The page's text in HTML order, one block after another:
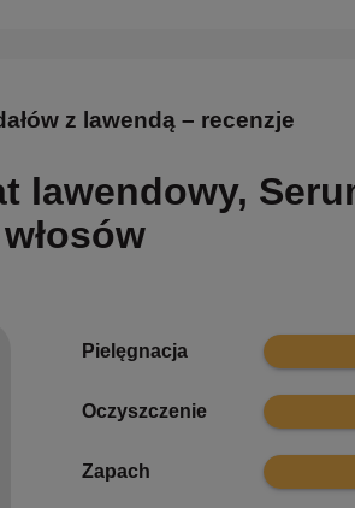
z lawendą – recenzje
lawendowy,
Pielęgnacja 9.9
Oczyszczenie 9.7
Zapach 9.5